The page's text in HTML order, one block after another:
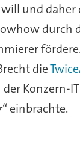
und daher
durch
die
Konzern-
“ einbrachte.